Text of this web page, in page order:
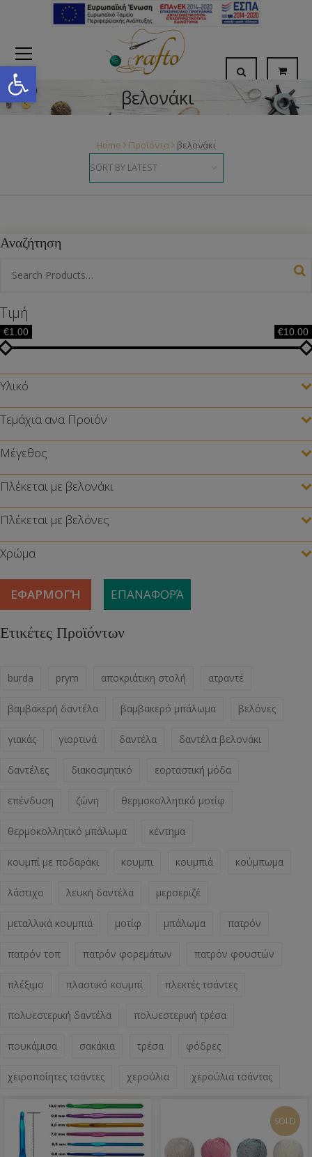
Open toolbar
βελονάκι
Home Προϊόντα βελονάκι
Αναζήτηση
Τιμή
€1.00 €10.00
Υλικό
Τεμάχια ανα Προϊόν
Μέγεθος
Πλέκεται με βελονάκι
Πλέκεται με βελόνες
Χρώμα
ΕΦΑΡΜΟΓΉ ΕΠΑΝΑΦΟΡΆ
Ετικέτες Προϊόντων
burda prym αποκριάτικη στολή ατραντέ
βαμβακερή δαντέλα βαμβακερό μπάλωμα βελόνες
γιακάς γιορτινά δαντέλα δαντέλα βελονάκι
δαντέλες διακοσμητικό εορταστική μόδα
επένδυση ζώνη θερμοκολλητικό μοτίφ
θερμοκολλητικό μπάλωμα κέντημα
κουμπί με ποδαράκι κουμπι κουμπιά κούμπωμα
λάστιχο λευκή δαντέλα μερσεριζέ
μεταλλικά κουμπιά μοτίφ μπάλωμα πατρόν
πατρόν τοπ πατρόν φορεμάτων πατρόν φουστών
πλέξιμο πλαστικό κουμπί πλεκτές τσάντες
πολυεστερική δαντέλα πολυεστερική τρέσα
πουκάμισα σακάκια τρέσα φόδρες
χειροποίητες τσάντες χερούλια χερούλια τσάντας
SOLD